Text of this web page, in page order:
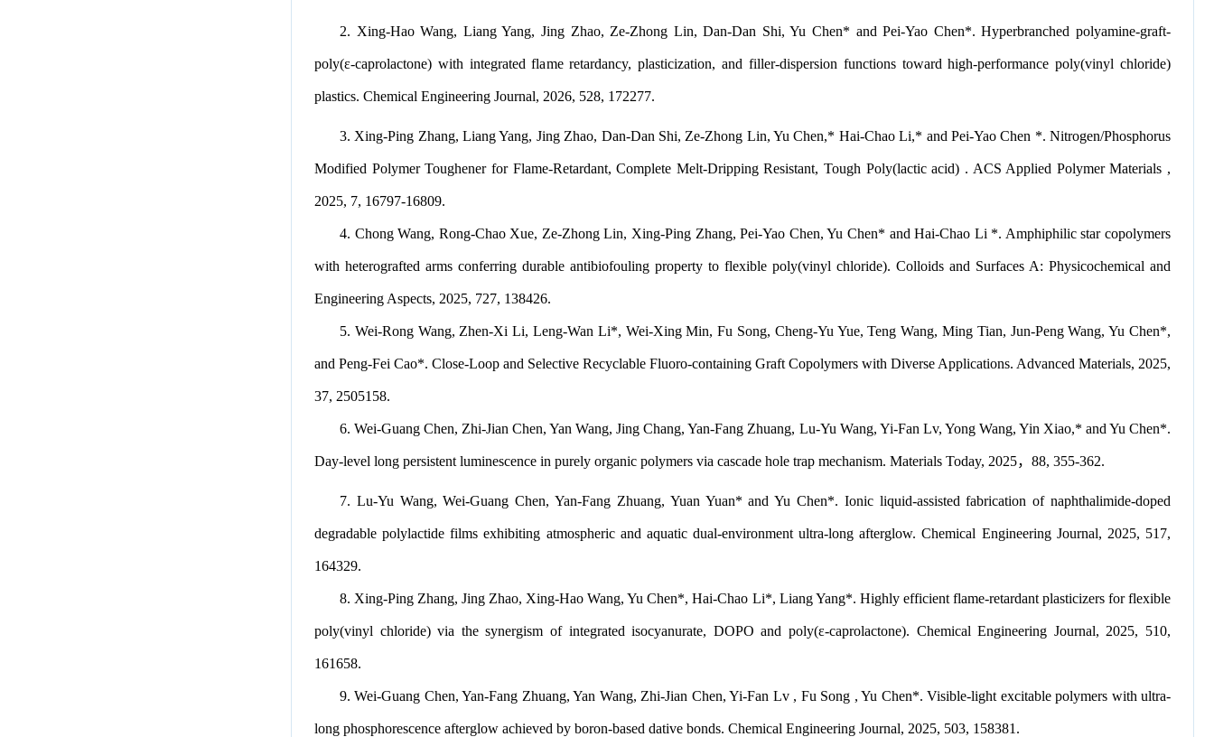
2. Xing-Hao Wang, Liang Yang, Jing Zhao, Ze-Zhong Lin, Dan-Dan Shi, Yu Chen* and Pei-Yao Chen*. Hyperbranched polyamine-graft-
poly(ε-caprolactone) with integrated flame retardancy, plasticization, and filler-dispersion functions toward high-performance poly(vinyl chloride)
plastics. Chemical Engineering Journal, 2026, 528, 172277.
3. Xing-Ping Zhang, Liang Yang, Jing Zhao, Dan-Dan Shi, Ze-Zhong Lin, Yu Chen,* Hai-Chao Li,* and Pei-Yao Chen *. Nitrogen/Phosphorus
Modified Polymer Toughener for Flame-Retardant, Complete Melt-Dripping Resistant, Tough Poly(lactic acid) . ACS Applied Polymer Materials ,
2025, 7, 16797-16809.
4. Chong Wang, Rong-Chao Xue, Ze-Zhong Lin, Xing-Ping Zhang, Pei-Yao Chen, Yu Chen* and Hai-Chao Li *. Amphiphilic star copolymers
with heterografted arms conferring durable antibiofouling property to flexible poly(vinyl chloride). Colloids and Surfaces A: Physicochemical and
Engineering Aspects, 2025, 727, 138426.
5. Wei-Rong Wang, Zhen-Xi Li, Leng-Wan Li*, Wei-Xing Min, Fu Song, Cheng-Yu Yue, Teng Wang, Ming Tian, Jun-Peng Wang, Yu Chen*,
and Peng-Fei Cao*. Close-Loop and Selective Recyclable Fluoro-containing Graft Copolymers with Diverse Applications. Advanced Materials, 2025,
37, 2505158.
6. Wei-Guang Chen, Zhi-Jian Chen, Yan Wang, Jing Chang, Yan-Fang Zhuang, Lu-Yu Wang, Yi-Fan Lv, Yong Wang, Yin Xiao,* and Yu Chen*.
Day-level long persistent luminescence in purely organic polymers via cascade hole trap mechanism. Materials Today, 2025，88, 355-362.
7. Lu-Yu Wang, Wei-Guang Chen, Yan-Fang Zhuang, Yuan Yuan* and Yu Chen*. Ionic liquid-assisted fabrication of naphthalimide-doped
degradable polylactide films exhibiting atmospheric and aquatic dual-environment ultra-long afterglow. Chemical Engineering Journal, 2025, 517,
164329.
8. Xing-Ping Zhang, Jing Zhao, Xing-Hao Wang, Yu Chen*, Hai-Chao Li*, Liang Yang*. Highly efficient flame-retardant plasticizers for flexible
poly(vinyl chloride) via the synergism of integrated isocyanurate, DOPO and poly(ε-caprolactone). Chemical Engineering Journal, 2025, 510,
161658.
9. Wei-Guang Chen, Yan-Fang Zhuang, Yan Wang, Zhi-Jian Chen, Yi-Fan Lv , Fu Song , Yu Chen*. Visible-light excitable polymers with ultra-
long phosphorescence afterglow achieved by boron-based dative bonds. Chemical Engineering Journal, 2025, 503, 158381.